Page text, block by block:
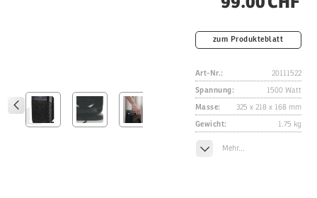
zum Produkteblatt
Art-Nr.:
20111522
Spannung:
1500 Watt
Masse:
325 x 218 x 168 mm
Gewicht:
1.75 kg
Mehr…